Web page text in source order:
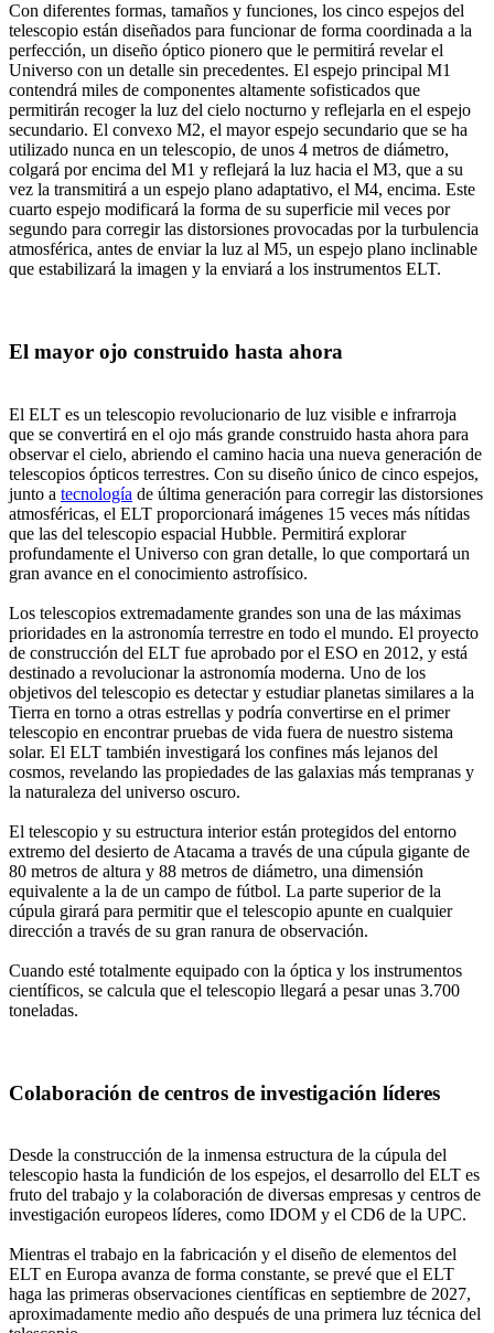
Con diferentes formas, tamaños y funciones, los cinco espejos del
telescopio están diseñados para funcionar de forma coordinada a la
perfección, un diseño óptico pionero que le permitirá revelar el
Universo con un detalle sin precedentes. El espejo principal M1
contendrá miles de componentes altamente sofisticados que
permitirán recoger la luz del cielo nocturno y reflejarla en el espejo
secundario. El convexo M2, el mayor espejo secundario que se ha
utilizado nunca en un telescopio, de unos 4 metros de diámetro,
colgará por encima del M1 y reflejará la luz hacia el M3, que a su
vez la transmitirá a un espejo plano adaptativo, el M4, encima. Este
cuarto espejo modificará la forma de su superficie mil veces por
segundo para corregir las distorsiones provocadas por la turbulencia
atmosférica, antes de enviar la luz al M5, un espejo plano inclinable
que estabilizará la imagen y la enviará a los instrumentos ELT.
El mayor ojo construido hasta ahora
El ELT es un telescopio revolucionario de luz visible e infrarroja
que se convertirá en el ojo más grande construido hasta ahora para
observar el cielo, abriendo el camino hacia una nueva generación de
telescopios ópticos terrestres. Con su diseño único de cinco espejos,
junto a tecnología de última generación para corregir las distorsiones
atmosféricas, el ELT proporcionará imágenes 15 veces más nítidas
que las del telescopio espacial Hubble. Permitirá explorar
profundamente el Universo con gran detalle, lo que comportará un
gran avance en el conocimiento astrofísico.
Los telescopios extremadamente grandes son una de las máximas
prioridades en la astronomía terrestre en todo el mundo. El proyecto
de construcción del ELT fue aprobado por el ESO en 2012, y está
destinado a revolucionar la astronomía moderna. Uno de los
objetivos del telescopio es detectar y estudiar planetas similares a la
Tierra en torno a otras estrellas y podría convertirse en el primer
telescopio en encontrar pruebas de vida fuera de nuestro sistema
solar. El ELT también investigará los confines más lejanos del
cosmos, revelando las propiedades de las galaxias más tempranas y
la naturaleza del universo oscuro.
El telescopio y su estructura interior están protegidos del entorno
extremo del desierto de Atacama a través de una cúpula gigante de
80 metros de altura y 88 metros de diámetro, una dimensión
equivalente a la de un campo de fútbol. La parte superior de la
cúpula girará para permitir que el telescopio apunte en cualquier
dirección a través de su gran ranura de observación.
Cuando esté totalmente equipado con la óptica y los instrumentos
científicos, se calcula que el telescopio llegará a pesar unas 3.700
toneladas.
Colaboración de centros de investigación líderes
Desde la construcción de la inmensa estructura de la cúpula del
telescopio hasta la fundición de los espejos, el desarrollo del ELT es
fruto del trabajo y la colaboración de diversas empresas y centros de
investigación europeos líderes, como IDOM y el CD6 de la UPC.
Mientras el trabajo en la fabricación y el diseño de elementos del
ELT en Europa avanza de forma constante, se prevé que el ELT
haga las primeras observaciones científicas en septiembre de 2027,
aproximadamente medio año después de una primera luz técnica del